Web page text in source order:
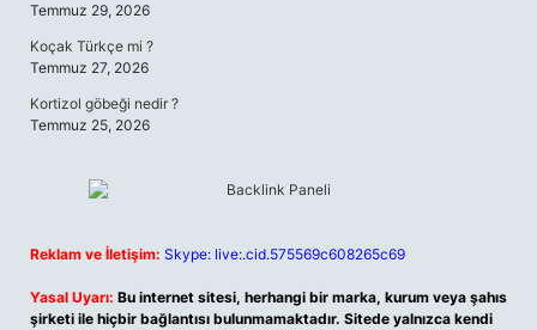
Temmuz 29, 2026
Koçak Türkçe mi ?
Temmuz 27, 2026
Kortizol göbeği nedir ?
Temmuz 25, 2026
Reklam ve İletişim: Skype: live:.cid.575569c608265c69
Yasal Uyarı: Bu internet sitesi, herhangi bir marka, kurum veya şahıs
şirketi ile hiçbir bağlantısı bulunmamaktadır. Sitede yalnızca kendi